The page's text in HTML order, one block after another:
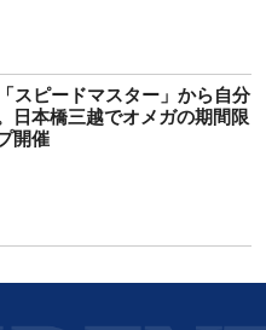
スピードマスター」から自分
日本橋三越でオメガの期間限
開催